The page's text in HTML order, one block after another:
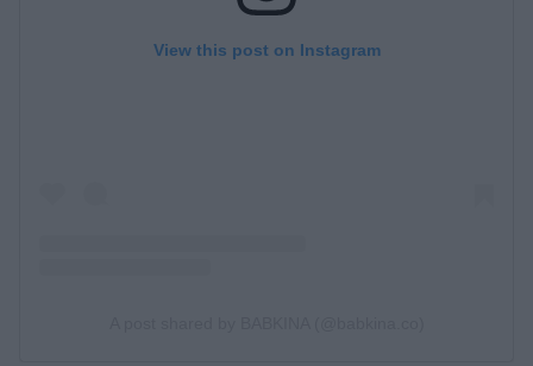
View this post on Instagram